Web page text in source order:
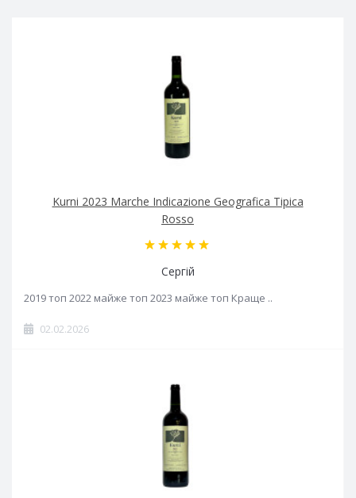
Kurni 2023 Marche Indicazione Geografica Tipica
Rosso
Сергій
2019 топ 2022 майже топ 2023 майже топ Краще ..
02.02.2026